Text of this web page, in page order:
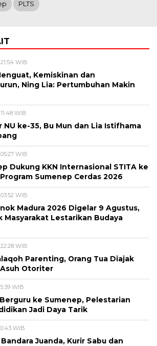
PLTS
WIB
Kemiskinan dan
Ning Lia: Pertumbuhan Makin
WIB
NU ke-35, Bu Mun dan Lia Istifhama
WIB
Dukung KKN Internasional STITA ke
Sumenep Cerdas 2026
WIB
Madura 2026 Digelar 9 Agustus,
Masyarakat Lestarikan Budaya
WIB
Parenting, Orang Tua Diajak
Otoriter
WIB
ke Sumenep, Pelestarian
Jadi Daya Tarik
WIB
Juanda, Kurir Sabu dan